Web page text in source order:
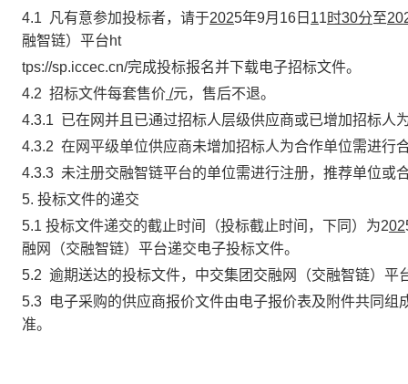
4.1 凡有意参加投标者，请于2025年9月16 日 11时30分至
融智链）平台ht
tps://sp.iccec.cn/完成投标报名并下载电子招标文件。
4.2 招标文件每套售价 /元，售后不退。
4.3.1 已在网并且已通过招标人层级供应商或已增加招标人
4.3.2 在网平级单位供应商未增加招标人为合作单位需进行
4.3.3 未注册交融智链平台的单位需进行注册，推荐单位或
5. 投标文件的递交
5.1 投标文件递交的截止时间（投标截止时间，下同）为202
融网（交融智链）平台递交电子投标文件。
5.2 逾期送达的投标文件，中交集团交融网（交融智链）平
5.3 电子采购的供应商报价文件由电子报价表及附件共同
准。